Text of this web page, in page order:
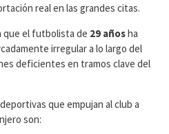
real en las grandes citas.
que el futbolista de 29 añosha
irregular a lo largo del
deficientes en tramos clave del
que empujan al club a
son: